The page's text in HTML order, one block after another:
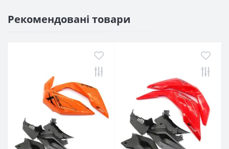
Рекомендовані товари